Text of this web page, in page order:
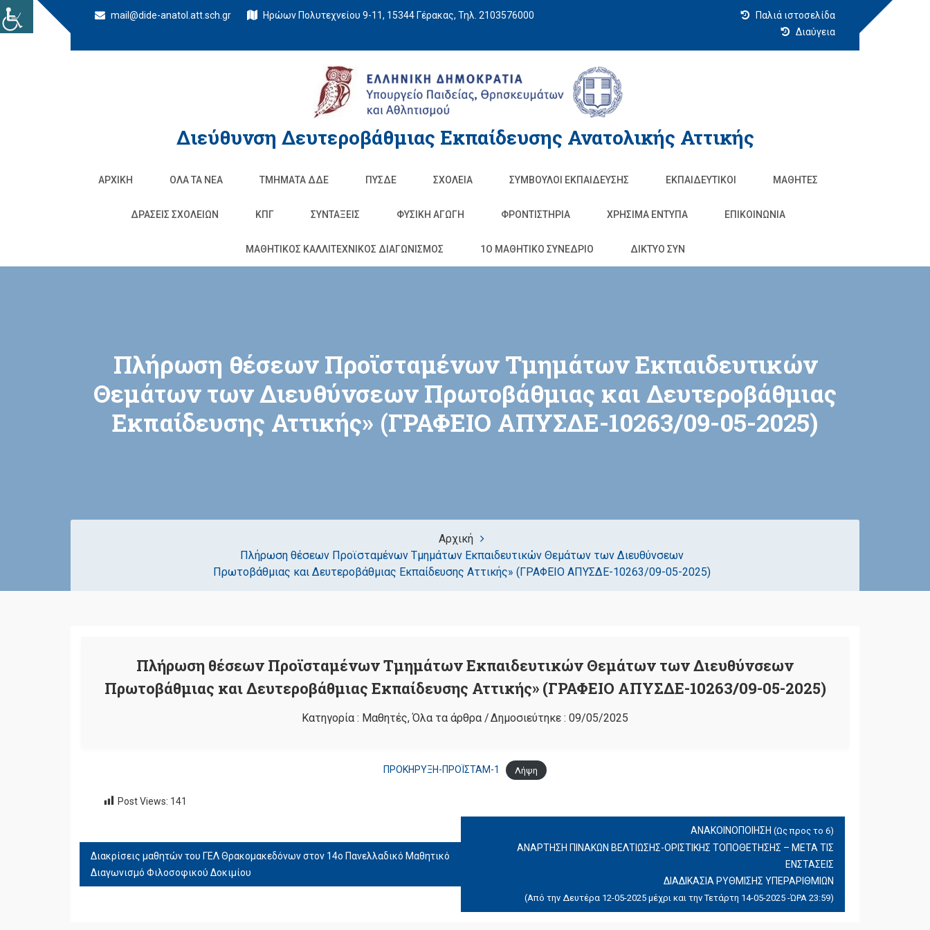
mail@dide-anatol.att.sch.gr Ηρώων Πολυτεχνείου 9-11, 15344 Γέρακας, Τηλ. 2103576000
Παλιά ιστοσελίδα
Διαύγεια
Διεύθυνση Δευτεροβάθμιας Εκπαίδευσης Ανατολικής Αττικής
ΑΡΧΙΚΉ ΌΛΑ ΤΑ ΝΈΑ ΤΜΉΜΑΤΑ ΔΔΕ ΠΥΣΔΕ ΣΧΟΛΕΊΑ ΣΥΜΒΟΥΛΟΙ ΕΚΠΑΙΔΕΥΣΗΣ ΕΚΠΑΙΔΕΥΤΙΚΟΊ ΜΑΘΗΤΈΣ
ΔΡΆΣΕΙΣ ΣΧΟΛΕΊΩΝ ΚΠΓ ΣΥΝΤΑΞΕΙΣ ΦΥΣΙΚΉ ΑΓΩΓΉ ΦΡΟΝΤΙΣΤΉΡΙΑ ΧΡΗΣΙΜΑ ΕΝΤΥΠΑ ΕΠΙΚΟΙΝΩΝΊΑ
ΜΑΘΗΤΙΚΟΣ ΚΑΛΛΙΤΕΧΝΙΚΟΣ ΔΙΑΓΩΝΙΣΜΟΣ 1O ΜΑΘΗΤΙΚΟ ΣΥΝΕΔΡΙΟ ΔΙΚΤΥΟ ΣΥΝ
Πλήρωση θέσεων Προϊσταμένων Τμημάτων Εκπαιδευτικών
Θεμάτων των Διευθύνσεων Πρωτοβάθμιας και Δευτεροβάθμιας
Εκπαίδευσης Αττικής» (ΓΡΑΦΕΙΟ ΑΠΥΣΔΕ-10263/09-05-2025)
Αρχική
Πλήρωση θέσεων Προϊσταμένων Τμημάτων Εκπαιδευτικών Θεμάτων των Διευθύνσεων
Πρωτοβάθμιας και Δευτεροβάθμιας Εκπαίδευσης Αττικής» (ΓΡΑΦΕΙΟ ΑΠΥΣΔΕ-10263/09-05-2025)
Πλήρωση θέσεων Προϊσταμένων Τμημάτων Εκπαιδευτικών Θεμάτων των Διευθύνσεων
Πρωτοβάθμιας και Δευτεροβάθμιας Εκπαίδευσης Αττικής» (ΓΡΑΦΕΙΟ ΑΠΥΣΔΕ-10263/09-05-2025)
Κατηγορία : Μαθητές,Όλα τα άρθρα /Δημοσιεύτηκε : 09/05/2025
ΠΡΟΚΗΡΥΞΗ-ΠΡΟΪΣΤΑΜ-1 Λήψη
Post Views: 141
ΠΛΟΉΓΗΣΗ
ΆΡΘΡΩΝ
Διακρίσεις μαθητών του ΓΕΛ Θρακομακεδόνων στον 14ο Πανελλαδικό Μαθητικό
Διαγωνισμό Φιλοσοφικού Δοκιμίου
ΑΝΑΚΟΙΝΟΠΟΙΗΣΗ (Ως προς το 6)
ΑΝΑΡΤΗΣΗ ΠΙΝΑΚΩΝ ΒΕΛΤΙΩΣΗΣ-ΟΡΙΣΤΙΚΗΣ ΤΟΠΟΘΕΤΗΣΗΣ – ΜΕΤΑ ΤΙΣ
ΕΝΣΤΑΣΕΙΣ
ΔΙΑΔΙΚΑΣΙΑ ΡΥΘΜΙΣΗΣ ΥΠΕΡΑΡΙΘΜΙΩΝ
(Από την Δευτέρα 12-05-2025 μέχρι και την Τετάρτη 14-05-2025 -ΏΡΑ 23:59)